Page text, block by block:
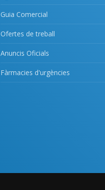
Guia Comercial
Ofertes de treball
Anuncis Oficials
Fàrmacies d'urgències